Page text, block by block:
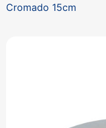
Cromado 15cm